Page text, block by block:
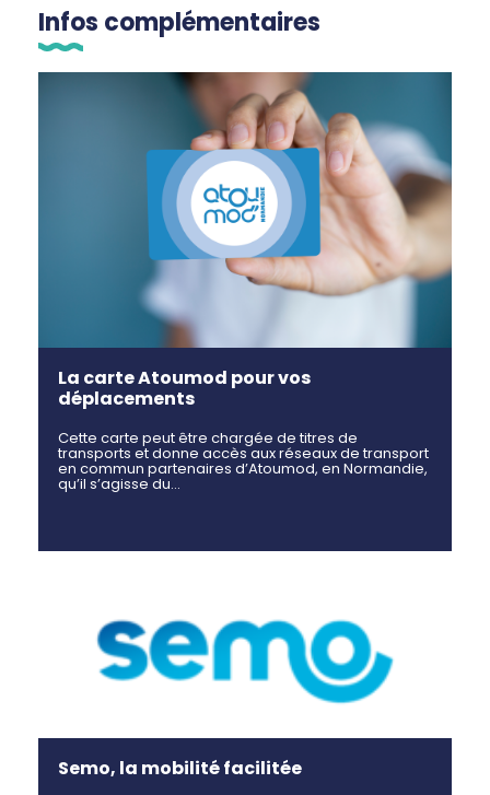
Infos complémentaires
La carte Atoumod pour vos
déplacements
Cette carte peut être chargée de titres de
transports et donne accès aux réseaux de transport
en commun partenaires d’Atoumod, en Normandie,
qu’il s’agisse du…
Semo, la mobilité facilitée